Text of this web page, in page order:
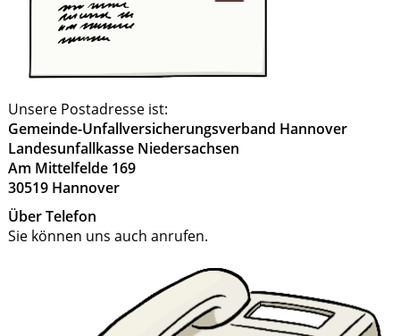
Unsere Postadresse ist:
Gemeinde-Unfallversicherungsverband Hannover
Landesunfallkasse Niedersachsen
Am Mittelfelde 169
30519 Hannover
Über Telefon
Sie können uns auch anrufen.